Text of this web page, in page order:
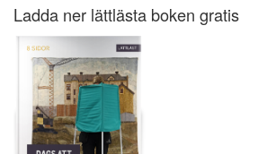
Ladda ner lättlästa boken gratis